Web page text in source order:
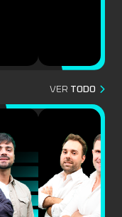
VER TODO